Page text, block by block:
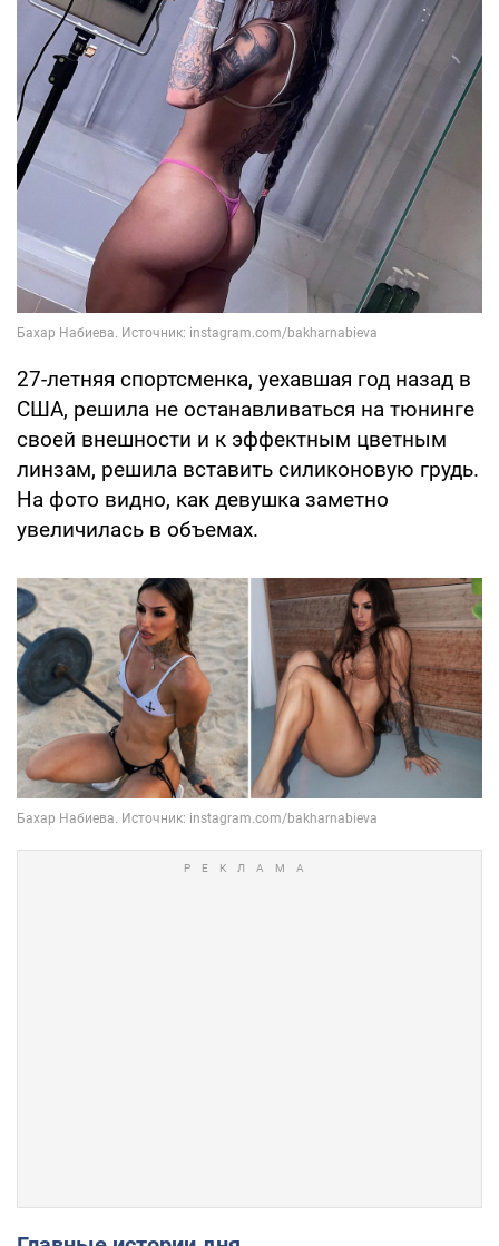
27-летняя спортсменка, уехавшая год назад в
США, решила не останавливаться на тюнинге
своей внешности и к эффектным цветным
линзам, решила вставить силиконовую грудь.
На фото видно, как девушка заметно
увеличилась в объемах.